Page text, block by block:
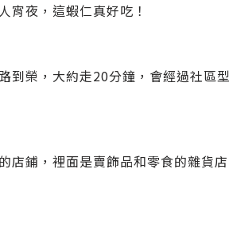
宵夜，這蝦仁真好吃！
到榮，大約走20分鐘，會經過社區
店鋪，裡面是賣飾品和零食的雜貨